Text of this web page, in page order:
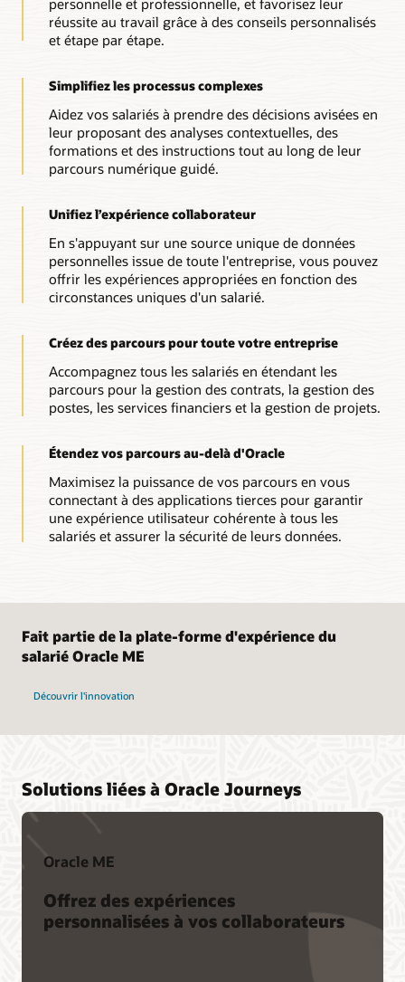
l'évolution de carrière et d'autres expériences essentielles
avec à la clé alignement, croissance et réussite.
réussite au travail grâce à des conseils personnalisés
et étape par étape.
Simplifiez les processus complexes
Aidez vos salariés à prendre des décisions avisées en
leur proposant des analyses contextuelles, des
formations et des instructions tout au long de leur
parcours numérique guidé.
Unifiez l’expérience collaborateur
En s'appuyant sur une source unique de données
personnelles issue de toute l'entreprise, vous pouvez
offrir les expériences appropriées en fonction des
circonstances uniques d'un salarié.
Créez des parcours pour toute votre entreprise
Accompagnez tous les salariés en étendant les
parcours pour la gestion des contrats, la gestion des
postes, les services financiers et la gestion de projets.
Étendez vos parcours au-delà d'Oracle
Maximisez la puissance de vos parcours en vous
connectant à des applications tierces pour garantir
une expérience utilisateur cohérente à tous les
salariés et assurer la sécurité de leurs données.
Fait partie de la plate-forme d'expérience du
salarié Oracle ME
Découvrir l'innovation
Solutions liées à Oracle Journeys
Oracle ME
Offrez des expériences
personnalisées à vos collaborateurs